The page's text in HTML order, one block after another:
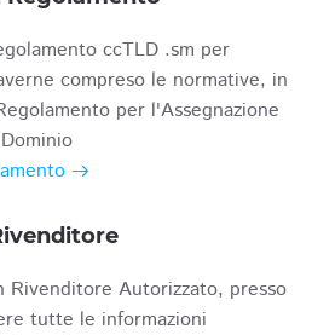
ccTLD .sm per
compreso le normative, in
per l'Assegnazione
Rivenditore Autorizzato, presso
tutte le informazioni